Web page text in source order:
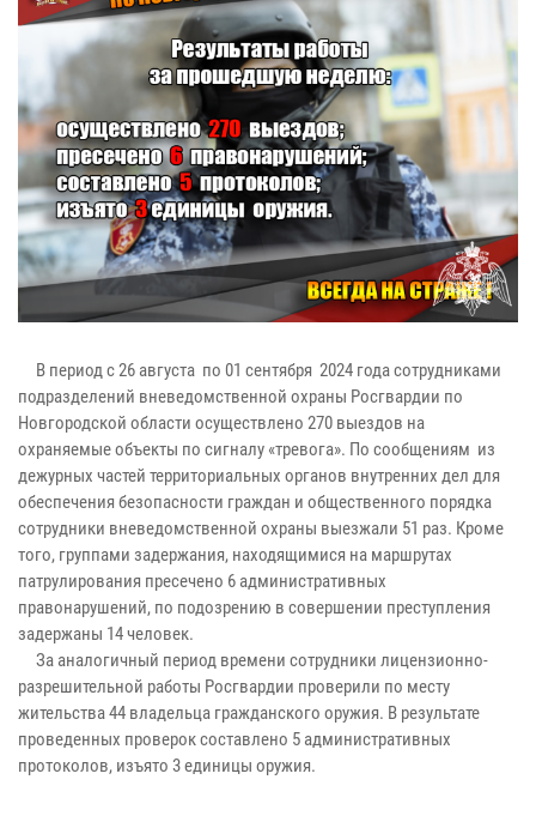
В период с 26 августа по 01 сентября 2024 года сотрудниками
подразделений вневедомственной охраны Росгвардии по
Новгородской области осуществлено 270 выездов на
охраняемые объекты по сигналу «тревога». По сообщениям из
дежурных частей территориальных органов внутренних дел для
обеспечения безопасности граждан и общественного порядка
сотрудники вневедомственной охраны выезжали 51 раз. Кроме
того, группами задержания, находящимися на маршрутах
патрулирования пресечено 6 административных
правонарушений, по подозрению в совершении преступления
задержаны 14 человек.
За аналогичный период времени сотрудники лицензионно-
разрешительной работы Росгвардии проверили по месту
жительства 44 владельца гражданского оружия. В результате
проведенных проверок составлено 5 административных
протоколов, изъято 3 единицы оружия.